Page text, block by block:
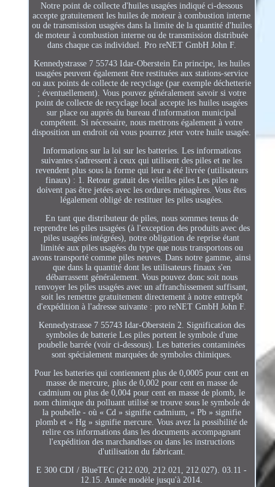
Notre point de collecte d'huiles usagées indiqué ci-dessous
accepte gratuitement les huiles de moteur à combustion interne
ou de transmission usagées dans la limite de la quantité d'huiles
de moteur à combustion interne ou de transmission distribuée
dans chaque cas individuel. Pro reNET GmbH John F.
Kennedystrasse 7 55743 Idar-Oberstein En principe, les huiles
usagées peuvent également être restituées aux stations-service
ou aux points de collecte de recyclage (par exemple déchetterie
; éventuellement). Vous pouvez généralement savoir si votre
point de collecte de recyclage local accepte les huiles usagées
sur place ou auprès du bureau d'information municipal
compétent. Si nécessaire, nous mettrons également à votre
disposition un endroit où vous pourrez jeter votre huile usagée.
Informations sur la loi sur les batteries. Les informations
suivantes s'adressent à ceux qui utilisent des piles et ne les
revendent plus sous la forme qui leur a été livrée (utilisateurs
finaux) : 1. Retour gratuit des vieilles piles Les piles ne
doivent pas être jetées avec les ordures ménagères. Vous êtes
légalement obligé de restituer les piles usagées.
En tant que distributeur de piles, nous sommes tenus de
reprendre les piles usagées (à l'exception des produits avec des
piles usagées intégrées), notre obligation de reprise étant
limitée aux piles usagées du type que nous transportons ou
avons transporté comme piles neuves. Dans notre gamme, ainsi
que dans la quantité dont les utilisateurs finaux s'en
débarrassent généralement. Vous pouvez donc soit nous
renvoyer les piles usagées avec un affranchissement suffisant,
soit les remettre gratuitement directement à notre entrepôt
d'expédition à l'adresse suivante : pro reNET GmbH John F.
Kennedystrasse 7 55743 Idar-Oberstein 2. Signification des
symboles de batterie Les piles portent le symbole d'une
poubelle barrée (voir ci-dessous). Les batteries contaminées
sont spécialement marquées de symboles chimiques.
Pour les batteries qui contiennent plus de 0,0005 pour cent en
masse de mercure, plus de 0,002 pour cent en masse de
cadmium ou plus de 0,004 pour cent en masse de plomb, le
nom chimique du polluant utilisé se trouve sous le symbole de
la poubelle - où « Cd » signifie cadmium, « Pb » signifie
plomb et « Hg » signifie mercure. Vous avez la possibilité de
relire ces informations dans les documents accompagnant
l'expédition des marchandises ou dans les instructions
d'utilisation du fabricant.
E 300 CDI / BlueTEC (212.020, 212.021, 212.027). 03.11 -
12.15. Année modèle jusqu'à 2014.